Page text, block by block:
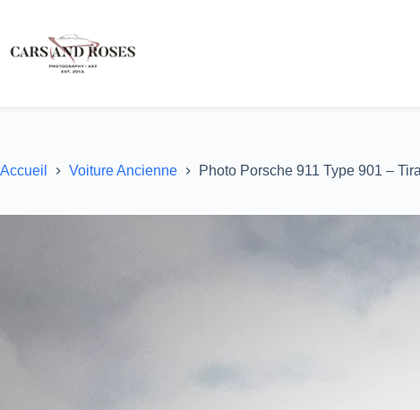
contenu
Accueil Voiture Ancienne Photo Porsche 911 Type 901 –